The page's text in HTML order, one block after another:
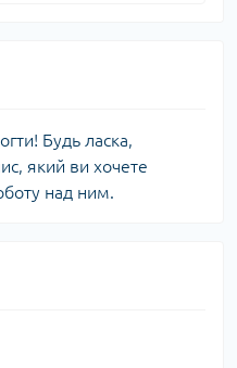
Будь ласка,
який ви хочете
над ним.